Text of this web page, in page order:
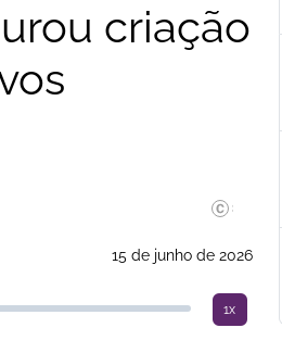
criação
©Divulgação.
15 de junho de 2026
1x